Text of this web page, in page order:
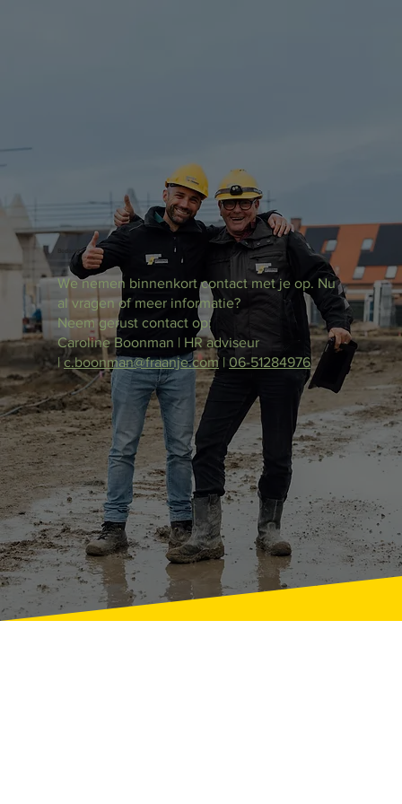
Bedankt!
We nemen binnenkort contact met je op. Nu
al vragen of meer informatie?
Neem gerust contact op:
Caroline Boonman | HR adviseur
| c.boonman@fraanje.com| 06-51284976